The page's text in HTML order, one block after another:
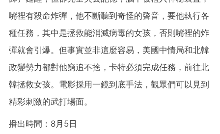
嘴裡有殺命炸彈，他不斷聽到奇怪的聲音，要他執行各
種任務，其中是拯救能消滅病毒的女孩，否則嘴裡的炸
彈就會引爆。但事實並非這麼容易，美國中情局和北韓
政變勢力都對他窮追不捨，卡特必須完成任務，前往北
韓拯救女孩。電影採用一鏡到底手法，觀眾們可以見到
精彩刺激的武打場面。
播出時間：8月5日